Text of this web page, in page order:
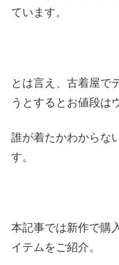
ています。
とは言え、古着屋で
うとするとお値段は
誰が着たかわからな
す。
本記事では新作で購
イテムをご紹介。